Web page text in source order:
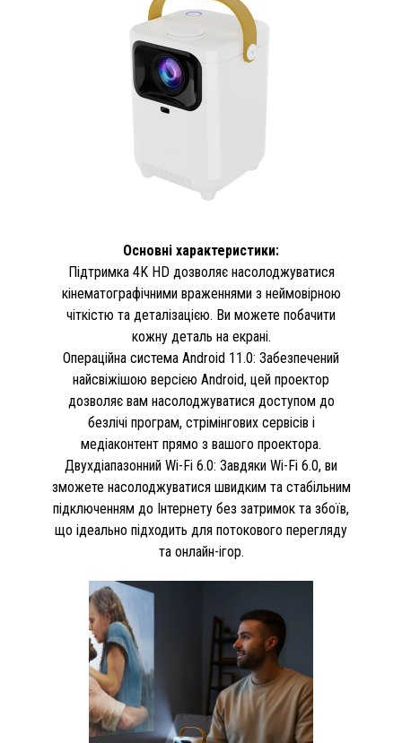
Основні характеристики:
Підтримка 4K HD дозволяє насолоджуватися
кінематографічними враженнями з неймовірною
чіткістю та деталізацією. Ви можете побачити
кожну деталь на екрані.
Операційна система Android 11.0: Забезпечений
найсвіжішою версією Android, цей проектор
дозволяє вам насолоджуватися доступом до
безлічі програм, стрімінгових сервісів і
медіаконтент прямо з вашого проектора.
Двухдіапазонний Wi-Fi 6.0: Завдяки Wi-Fi 6.0, ви
зможете насолоджуватися швидким та стабільним
підключенням до Інтернету без затримок та збоїв,
що ідеально підходить для потокового перегляду
та онлайн-ігор.